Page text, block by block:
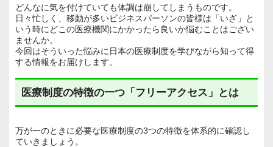
どんなに気を付けていても体調は崩してしまうものです。
日々忙しく、移動が多いビジネスパーソンの皆様は「いざ」と
いう時にどこの医療機関にかかったら良いか悩むことはござい
ませんか。
今回はそういった悩みに日本の医療制度を学びながら知って得
する情報をお届けします。
医療制度の特徴の一つ「フリーアクセス」とは
万が一のときに必要な医療制度の3つの特徴を体系的に確認し
ていきましょう。